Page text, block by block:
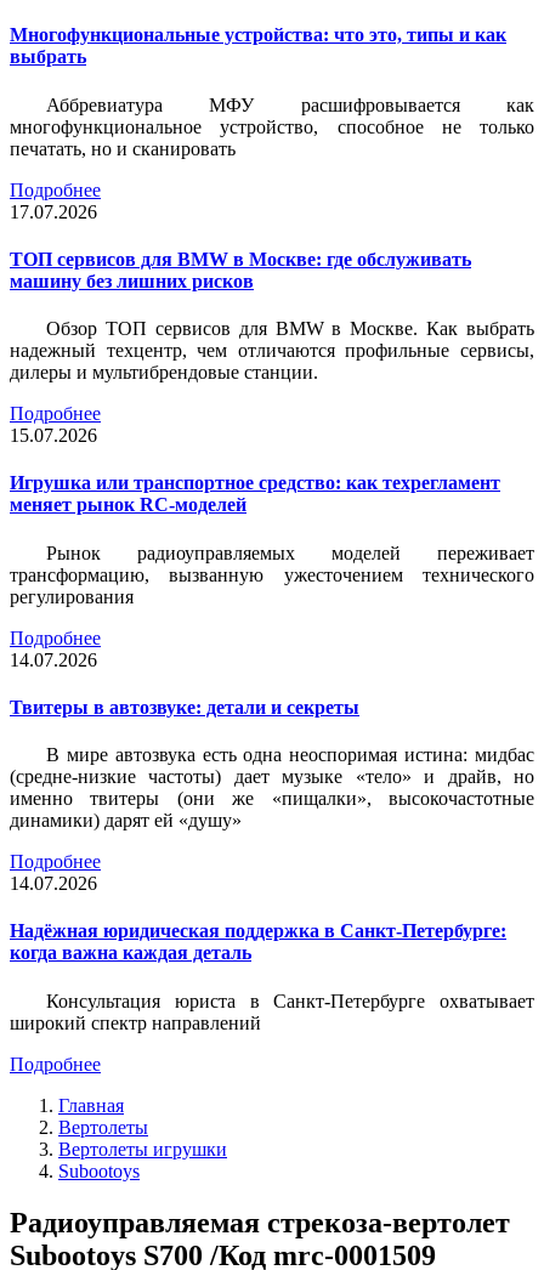
Многофункциональные устройства: что это, типы и как
выбрать
Аббревиатура МФУ расшифровывается как
многофункциональное устройство, способное не только
печатать, но и сканировать
Подробнее
17.07.2026
ТОП сервисов для BMW в Москве: где обслуживать
машину без лишних рисков
Обзор ТОП сервисов для BMW в Москве. Как выбрать
надежный техцентр, чем отличаются профильные сервисы,
дилеры и мультибрендовые станции.
Подробнее
15.07.2026
Игрушка или транспортное средство: как техрегламент
меняет рынок RC-моделей
Рынок радиоуправляемых моделей переживает
трансформацию, вызванную ужесточением технического
регулирования
Подробнее
14.07.2026
Твитеры в автозвуке: детали и секреты
В мире автозвука есть одна неоспоримая истина: мидбас
(средне-низкие частоты) дает музыке «тело» и драйв, но
именно твитеры (они же «пищалки», высокочастотные
динамики) дарят ей «душу»
Подробнее
14.07.2026
Надёжная юридическая поддержка в Санкт-Петербурге:
когда важна каждая деталь
Консультация юриста в Санкт-Петербурге охватывает
широкий спектр направлений
Подробнее
Главная
Вертолеты
Вертолеты игрушки
Subootoys
Радиоуправляемая стрекоза-вертолет
Subootoys S700 /Код mrc-0001509